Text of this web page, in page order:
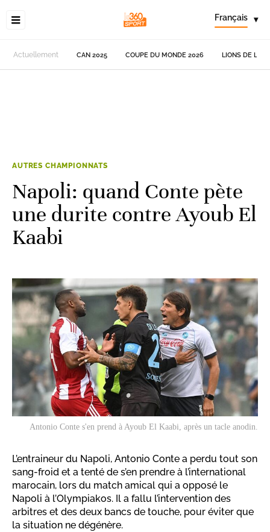
Français ▾
Actuellement CAN 2025 COUPE DU MONDE 2026 LIONS DE
AUTRES CHAMPIONNATS
Napoli: quand Conte pète
une durite contre Ayoub El
Kaabi
Antonio Conte s'en prend à Ayoub El Kaabi, après un tacle anodin.
L’entraineur du Napoli, Antonio Conte a perdu tout son
sang-froid et a tenté de s’en prendre à l’international
marocain, lors du match amical qui a opposé le
Napoli à l’Olympiakos. Il a fallu l’intervention des
arbitres et des deux bancs de touche, pour éviter que
la situation ne dégénère.